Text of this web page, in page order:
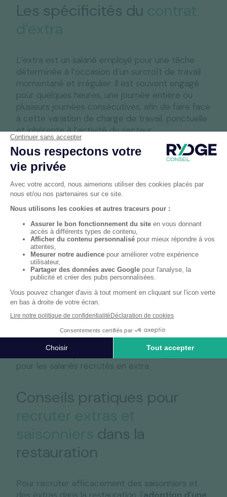
Les spécificités du contrat
d’extra
L’extra est un salarié employé pour une tâche
déterminée à l’occasion d’un surcroît de travail
momentané et irrégulier. Il est souvent engagé
pour quelques heures, une journée entière ou
plusieurs journées consécutives, afin de faire face
à cette variation de charge de travail, ponctuelle
et inhérente à l’activité du secteur.
Pour ces raisons, le contrat d’extra fait partie des
CDD dits d’usage, c’est-à-dire pour pourvoir des
emplois temporaires par nature dont l’usage dans
la profession est de ne pas recourir au CDI.
Le recours à des extras successifs est autorisé
sous réserve de justifier que les emplois occupés
par ces salariés sont temporaires. Il faut que
l’emploi occupé soit rattaché à unévénement
particulierqui démontre le caractère
nécessairement temporaire de l’emploi (mariage,
dîner du Nouvel An, banquet, salon professionnel,
etc.).
Pour chaque vacation, un contrat d’extra doit
être conclu par écrit et une DPAE. Là non plus,
l’indemnité de précarité de 10 % n’est pas due
pour les salariés recrutés en extra.
Conseils pratiques pour
recruter extras et
saisonniers dans la
restauration
Pour recruter efficacement des saisonniers et